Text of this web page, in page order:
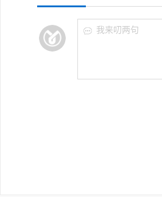
我来叨两句